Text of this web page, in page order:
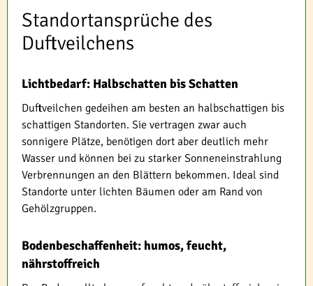
Standortansprüche des
Duftveilchens
Lichtbedarf: Halbschatten bis Schatten
Duftveilchen gedeihen am besten an halbschattigen bis
schattigen Standorten. Sie vertragen zwar auch
sonnigere Plätze, benötigen dort aber deutlich mehr
Wasser und können bei zu starker Sonneneinstrahlung
Verbrennungen an den Blättern bekommen. Ideal sind
Standorte unter lichten Bäumen oder am Rand von
Gehölzgruppen.
Bodenbeschaffenheit: humos, feucht,
nährstoffreich